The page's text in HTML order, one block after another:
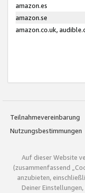
amazon.es
amazon.se
amazon.co.uk,
Teilnahmevereinbarung
Nutzungsbestimmungen
Auf dieser Website
(zusammenfassend
anzubieten,
Deiner